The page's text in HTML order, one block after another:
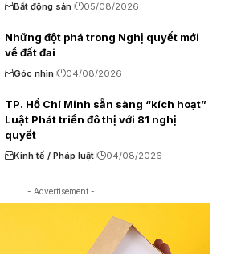
Bất động sản 05/08/2026
Những đột phá trong Nghị quyết mới
về đất đai
Góc nhìn 04/08/2026
TP. Hồ Chí Minh sẵn sàng “kích hoạt”
Luật Phát triển đô thị với 81 nghị
quyết
Kinh tế / Pháp luật 04/08/2026
- Advertisement -